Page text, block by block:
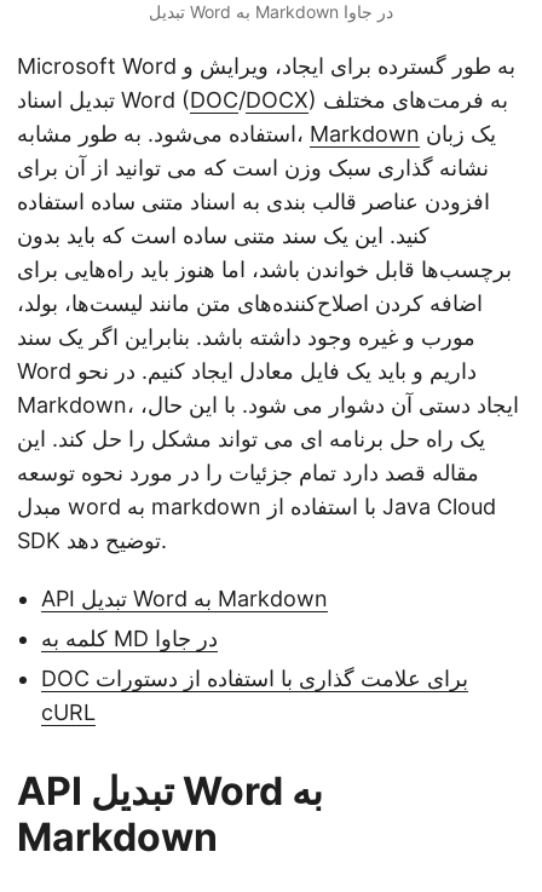
تبدیل Word به Markdown در جاوا
Microsoft Word به طور گسترده برای ایجاد، ویرایش و
تبدیل اسناد Word (DOC/DOCX) به فرمت‌های مختلف
استفاده می‌شود. به طور مشابه، Markdown
نشانه گذاری سبک وزن است که می توانید از آن برای
افزودن عناصر قالب بندی به اسناد متنی ساده استفاده
کنید. این یک سند متنی ساده است که باید بدون
برچسب‌ها قابل خواندن باشد، اما هنوز باید راه‌هایی برای
اضافه کردن اصلاح‌کننده‌های متن مانند لیست‌ها، بولد،
مورب و غیره وجود داشته باشد. بنابراین اگر یک سند
Word داریم و باید یک فایل معادل ایجاد کنیم. در نحو
Markdown، ایجاد دستی آن دشوار می شود. با این حال،
یک راه حل برنامه ای می تواند مشکل را حل کند. این
مقاله قصد دارد تمام جزئیات را در مورد نحوه توسعه
مبدل word به markdown با استفاده از Java Cloud
SDK توضیح دهد.
API تبدیل Word به Markdown
کلمه به MD در جاوا
DOC برای علامت گذاری با استفاده از دستورات
cURL
API تبدیل Word به
Markdown